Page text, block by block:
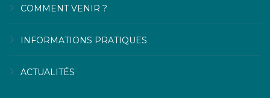
COMMENT VENIR ?
INFORMATIONS PRATIQUES
ACTUALITÉS